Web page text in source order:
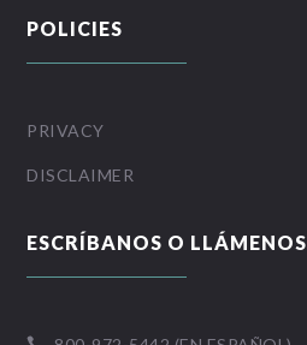
POLICIES
PRIVACY
DISCLAIMER
ESCRÍBANOS O LLÁMENOS